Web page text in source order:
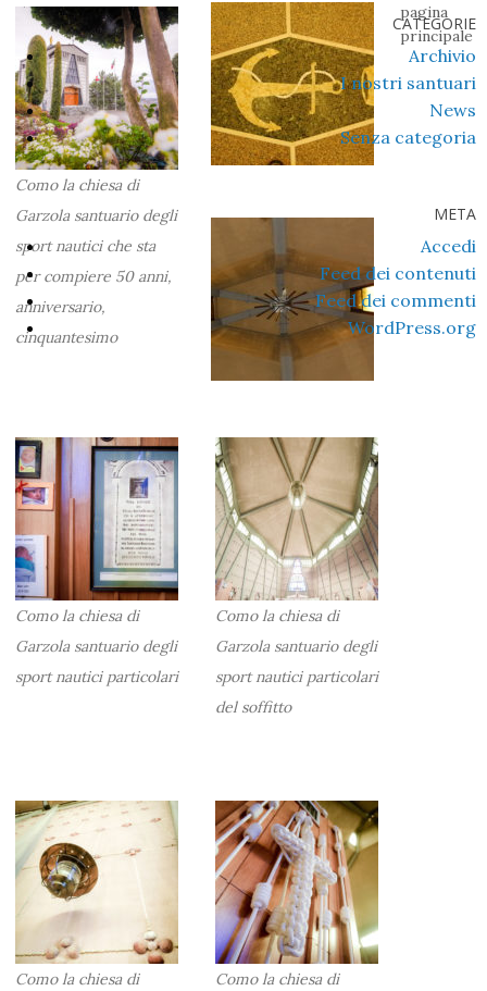
CATEGORIE
Archivio
I nostri santuari
News
Senza categoria
META
Accedi
Feed dei contenuti
Feed dei commenti
WordPress.org
Como la chiesa di
Garzola santuario degli
sport nautici che sta
per compiere 50 anni,
anniversario,
cinquantesimo
Como la chiesa di
Garzola santuario degli
sport nautici particolari
Como la chiesa di
Garzola santuario degli
sport nautici particolari
del soffitto
Como la chiesa di
Como la chiesa di
pagina
principale